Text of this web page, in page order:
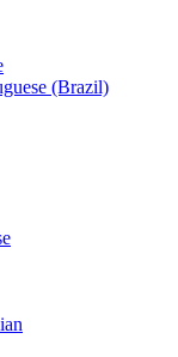
(Brazil)